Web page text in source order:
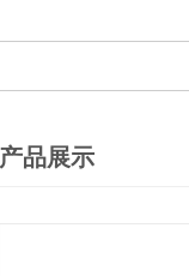
产品展示